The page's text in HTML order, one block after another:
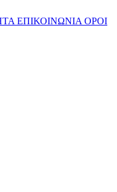
ΕΠΙΚΟΙΝΩΝΙΑ ΟΡΟΙ